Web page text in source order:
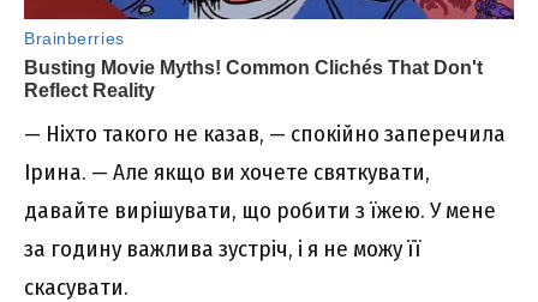
— Ніхто такого не казав, — спокійно заперечила
Ірина. — Але якщо ви хочете святкувати,
давайте вирішувати, що робити з їжею. У мене
за годину важлива зустріч, і я не можу її
скасувати.